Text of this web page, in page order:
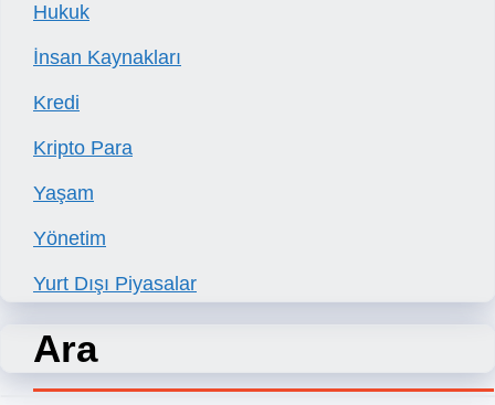
Hukuk
İnsan Kaynakları
Kredi
Kripto Para
Yaşam
Yönetim
Yurt Dışı Piyasalar
Ara